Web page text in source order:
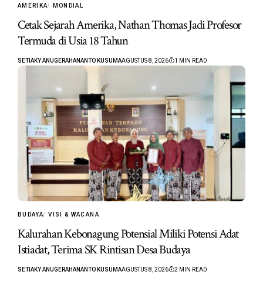
AMERIKA MONDIAL
Cetak Sejarah Amerika, Nathan Thomas Jadi Profesor
Termuda di Usia 18 Tahun
SETIAKY ANUGERAHANANTO KUSUMAAGUSTUS 8, 2026 1 MIN READ
BUDAYA VISI & WACANA
Kalurahan Kebonagung Potensial Miliki Potensi Adat
Istiadat, Terima SK Rintisan Desa Budaya
SETIAKY ANUGERAHANANTO KUSUMAAGUSTUS 8, 2026 2 MIN READ